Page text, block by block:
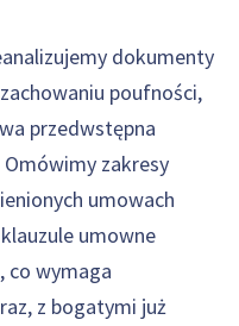
dokumenty
poufności,
przedwstępna
zakresy
umowach
umowne
co wymaga
z bogatymi już